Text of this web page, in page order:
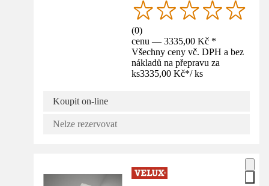
(0)
cenu — 3335,00 Kč *
Všechny ceny vč. DPH a bez
nákladů na přepravu za
ks3335,00 Kč*/ ks
Koupit on-line
Nelze rezervovat